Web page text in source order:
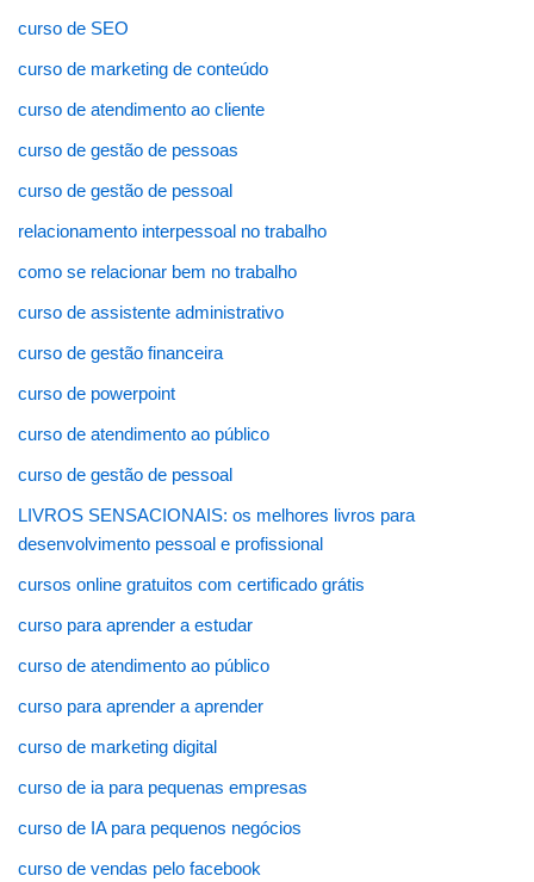
curso de SEO
curso de marketing de conteúdo
curso de atendimento ao cliente
curso de gestão de pessoas
curso de gestão de pessoal
relacionamento interpessoal no trabalho
como se relacionar bem no trabalho
curso de assistente administrativo
curso de gestão financeira
curso de powerpoint
curso de atendimento ao público
curso de gestão de pessoal
LIVROS SENSACIONAIS: os melhores livros para
desenvolvimento pessoal e profissional
cursos online gratuitos com certificado grátis
curso para aprender a estudar
curso de atendimento ao público
curso para aprender a aprender
curso de marketing digital
curso de ia para pequenas empresas
curso de IA para pequenos negócios
curso de vendas pelo facebook